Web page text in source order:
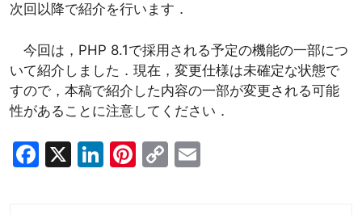
次回以降で紹介を行います．
今回は，PHP 8.1で採用される予定の機能の一部につ
いて紹介しました．現在，変更仕様は未確定な状態で
すので，本稿で紹介した内容の一部が変更される可能
性があることに注意してください．
F
X
Li Pi C